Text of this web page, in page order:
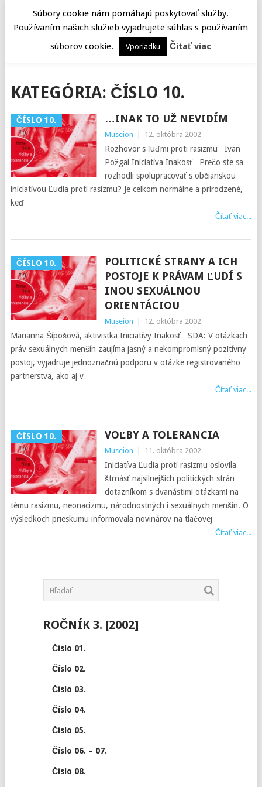
KATEGÓRIA: ČÍSLO 10.
ČÍSLO 10. …INAK TO UŽ NEVIDÍM
Museion 12. októbra 2002
Rozhovor s ľuďmi proti rasizmu Ivan
Požgai Iniciatíva Inakosť Prečo ste sa
rozhodli spolupracovať s občianskou
iniciatívou Ľudia proti rasizmu? Je celkom normálne a prirodzené,
keď
Čítať viac...
ČÍSLO 10.
POLITICKÉ STRANY A ICH
POSTOJE K PRÁVAM ĽUDÍ S
INOU SEXUÁLNOU
ORIENTÁCIOU
Museion 12. októbra 2002
Marianna Šípošová, aktivistka Iniciatívy Inakosť SDA: V otázkach
práv sexuálnych menšín zaujíma jasný a nekompromisný pozitívny
postoj, vyjadruje jednoznačnú podporu v otázke registrovaného
partnerstva, ako aj v
Čítať viac...
ČÍSLO 10. VOĽBY A TOLERANCIA
Museion 11. októbra 2002
Iniciatíva Ľudia proti rasizmu oslovila
štrnásť najsilnejších politických strán
dotazníkom s dvanástimi otázkami na
tému rasizmu, neonacizmu, národnostných i sexuálnych menšín. O
výsledkoch prieskumu informovala novinárov na tlačovej
Čítať viac...
POSTS
NAVIGATION
ROČNÍK 3. [2002]
Číslo 01.
Číslo 02.
Číslo 03.
Číslo 04.
Číslo 05.
Číslo 06. – 07.
Číslo 08.
Súbory cookie nám pomáhajú poskytovať služby.
Používaním našich služieb vyjadrujete súhlas s používaním
súborov cookie.
Vporiadku Čítať viac